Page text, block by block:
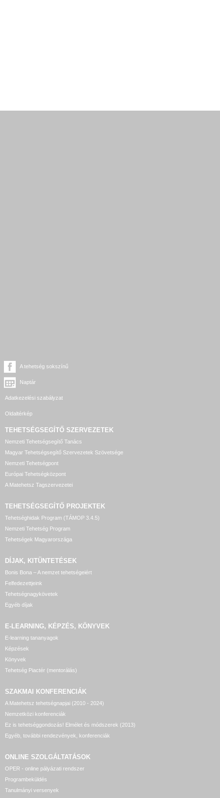
A tehetség sokszínű
Naptár
Adatkezelési szabályzat
Oldaltérkép
TEHETSÉGSEGÍTŐ SZERVEZETEK
Nemzeti Tehetségsegítő Tanács
Magyar Tehetségsegítő Szervezetek Szövetsége
Nemzeti Tehetségpont
Európai Tehetségközpont
A Matehetsz Tagszervezetei
TEHETSÉGSEGÍTŐ PROJEKTEK
Tehetséghidak Program (TÁMOP 3.4.5)
Nemzeti Tehetség Program
Tehetségek Magyarországa
DÍJAK, KITÜNTETÉSEK
Bonis Bona – A nemzet tehetségeiért
Felfedezettjeink
Tehetségnagykövetek
Egyéb díjak
E-LEARNING, KÉPZÉS, KÖNYVEK
E-learning tananyagok
Képzések
Könyvek
Tehetség Piactér (mentorálás)
SZAKMAI KONFERENCIÁK
A Matehetsz tehetségnapjai (2010 - 2024)
Nemzetközi konferenciák
Ez is tehetséggondozás! Elmélet és módszerek (2013)
Egyéb, további rendezvények, konferenciák
ONLINE SZOLGÁLTATÁSOK
OPER - online pályázati rendszer
Programbeküldés
Tanulmányi versenyek